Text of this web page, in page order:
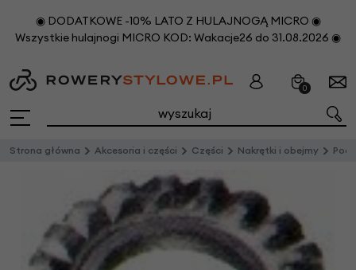
◉ DODATKOWE -10% LATO Z HULAJNOGĄ MICRO ◉
Wszystkie hulajnogi MICRO KOD: Wakacje26 do 31.08.2026 ◉
0
Strona główna Akcesoria i części Części Nakrętki i obejmy